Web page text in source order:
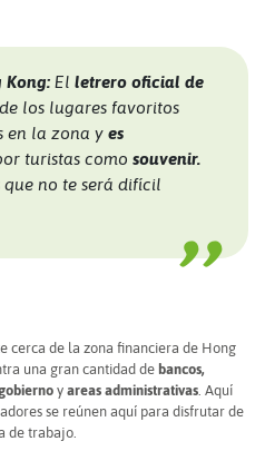
Kong: El letrero oficial de
los lugares favoritos
en la zona y es
turistas como souvenir.
que no te será difícil
cerca de la zona financiera de Hong
una gran cantidad de bancos,
y areas administrativas. Aquí
se reúnen aquí para disfrutar de
de trabajo.